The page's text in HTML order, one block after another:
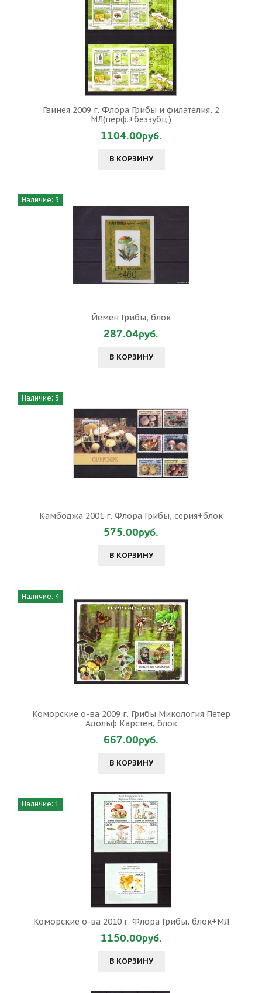
Гвинея 2009 г. Флора Грибы и филателия, 2
МЛ(перф.+беззубц.)
1104.00руб.
В КОРЗИНУ
Наличие: 3
Йемен Грибы, блок
287.04руб.
В КОРЗИНУ
Наличие: 3
Камбоджа 2001 г. Флора Грибы, серия+блок
575.00руб.
В КОРЗИНУ
Наличие: 4
Коморские о-ва 2009 г. Грибы Микология Петер
Адольф Карстен, блок
667.00руб.
В КОРЗИНУ
Наличие: 1
Коморские о-ва 2010 г. Флора Грибы, блок+МЛ
1150.00руб.
В КОРЗИНУ